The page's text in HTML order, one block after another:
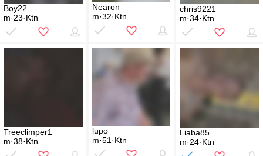
Boy22
m·23·Ktn
Nearon
m·32·Ktn
chris9221
m·34·Ktn
Treeclimper1
m·38·Ktn
lupo
m·51·Ktn
Liaba85
m·24·Ktn